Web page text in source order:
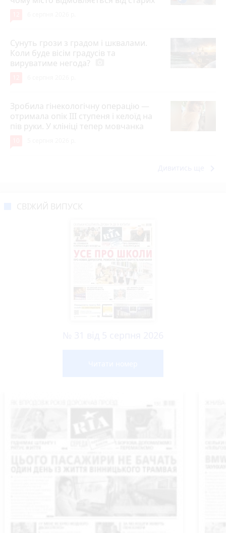
Сунуть грози з градом і шквалами.
Коли буде вісім градусів та
вируватиме негода?
Зробила гінекологічну операцію —
отримала опік ІІІ ступеня і келоїд на
пів руки. У клініці тепер мовчанка